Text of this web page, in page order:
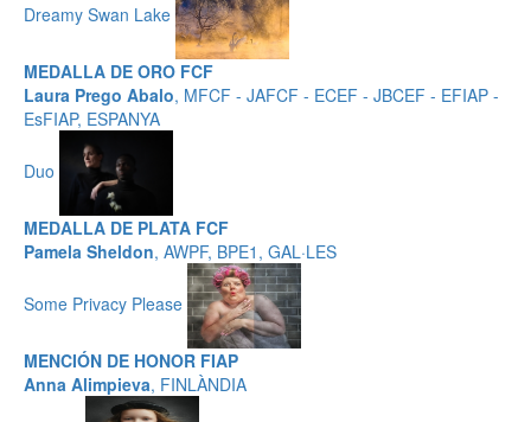
Dreamy Swan Lake
MEDALLA DE ORO FCF
Laura Prego Abalo, MFCF - JAFCF - ECEF - JBCEF - EFIAP -
EsFIAP, ESPANYA
Duo
MEDALLA DE PLATA FCF
Pamela Sheldon, AWPF, BPE1, GAL·LES
Some Privacy Please
MENCIÓN DE HONOR FIAP
Anna Alimpieva, FINLÀNDIA